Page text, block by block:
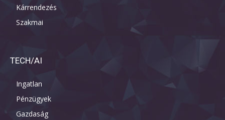
Kárrendezés
Szakmai
TECH/AI
Ingatlan
Pénzügyek
Gazdaság